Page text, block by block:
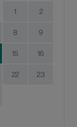
1 2
8 9
15 16
22 23